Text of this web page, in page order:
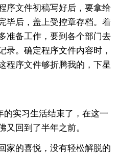
序文件初稿写好后，要拿给
毕后，盖上受控章存档。着
准备工作，要到各个部门去
录。确定程序文件内容时，
程序文件够折腾我的，下星
实习生活结束了，在这一
又回到了半年之前。
家的喜悦，没有轻松解脱的